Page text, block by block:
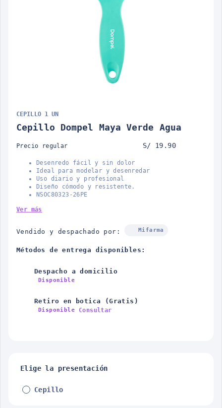
CEPILLO 1 UN
Cepillo Dompel Maya Verde Agua
Precio regular S/ 19.90
Desenredo fácil y sin dolor
Ideal para modelar y desenredar
Uso diario y profesional
Diseño cómodo y resistente.
NSOC80323-26PE
Ver más
Vendido y despachado por: Mifarma
Métodos de entrega disponibles:
Despacho a domicilio
Disponible
Retiro en botica (Gratis)
Disponible Consultar
Elige la presentación
Cepillo